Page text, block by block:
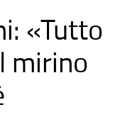
«Tutto
mirino